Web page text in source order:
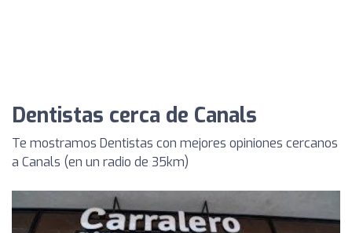
Dentistas cerca de Canals
Te mostramos Dentistas con mejores opiniones cercanos
a Canals (en un radio de 35km)